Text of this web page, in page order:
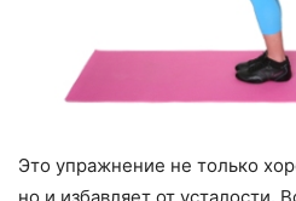
Это упражнение не только